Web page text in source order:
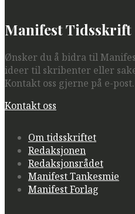
Manifest Tidsskrift
Ønsker du å bidra til
ideer til skribenter eller
Kontakt oss gjerne på e-post.
Kontakt oss
Om tidsskriftet
Redaksjonen
Redaksjonsrådet
Manifest Tankesmie
Manifest Forlag